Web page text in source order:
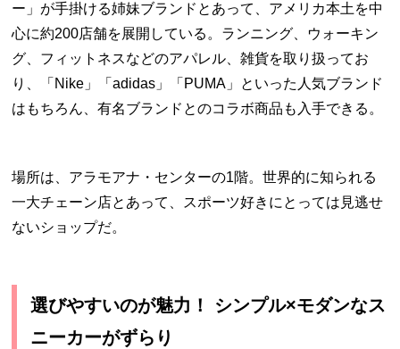
ー」が手掛ける姉妹ブランドとあって、アメリカ本土を中
心に約200店舗を展開している。ランニング、ウォーキン
グ、フィットネスなどのアパレル、雑貨を取り扱ってお
り、「 Nike 」「adidas 」「 PUMA 」といった人気ブランド
はもちろん、有名ブランドとのコラボ商品も入手できる。
場所は、アラモアナ・センターの1階。世界的に知られる
一大チェーン店とあって、スポーツ好きにとっては見逃せ
ないショップだ。
選びやすいのが魅力！ シンプル×モダンなス
ニーカーがずらり